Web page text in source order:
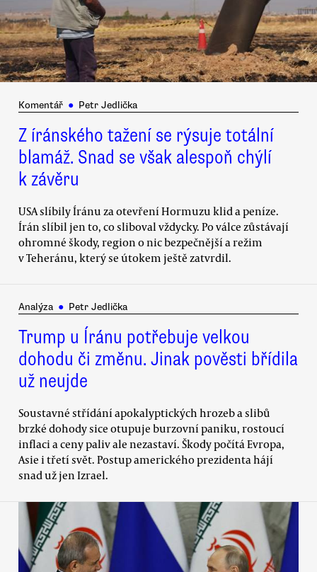
Komentář ● Petr Jedlička
Z íránského tažení se rýsuje totální
blamáž. Snad se však alespoň chýlí
k závěru
USA slíbily Íránu za otevření Hormuzu klid a peníze.
Írán slíbil jen to, co sliboval vždycky. Po válce zůstávají
ohromné škody, region o nic bezpečnější a režim
v Teheránu, který se útokem ještě zatvrdil.
Analýza ● Petr Jedlička
Trump u Íránu potřebuje velkou
dohodu či změnu. Jinak pověsti břídila
už neujde
Soustavné střídání apokalyptických hrozeb a slibů
brzké dohody sice otupuje burzovní paniku, rostoucí
inflaci a ceny paliv ale nezastaví. Škody počítá Evropa,
Asie i třetí svět. Postup amerického prezidenta hájí
snad už jen Izrael.